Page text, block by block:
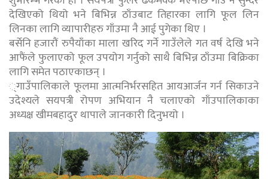
देखिएको थियो भने बिभिन्न ठाँउबाट तिहारका लागि फूल लिन
लिनका लागि व्यापारीहरु गाँउमा नै आई पुगेका थिए ।
बर्सेनि हजारौं रुपैयाँका माला खरिद गर्ने गाउँलेले गत वर्ष देखि भने
आफैंले फुलाएको फूल उपयोग गर्नुको साथै बिभिन्न ठाँउमा बिक्रिका
लागि समेत पठाएकाछन् ।
्गाउँपालिकाले फूलमा आत्मनिर्भरसहित आयआर्जन गर्न सिकाउने
उदेश्यले सयपत्री रोपण अभियान नै चलाएको गाँउपालिकाका
अध्यक्ष खीमबहादुर थापाले जानकारी दिनुभयो ।